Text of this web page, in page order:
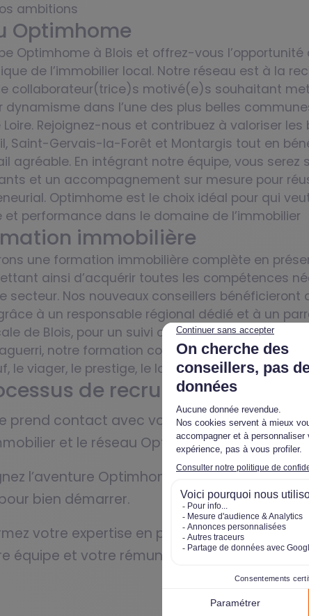
ambitions
Optimhome
Optimhome à Blois et offrez-vous l’opportunité
de l’immobilier local. Notre réseau est à la
collaborateur(trice)s motivé(e)s souhaitant
dynamisme dans l’une des plus belles
Rejoignez-nous et contribuez à valoriser les
Saint-Gervais-la-Forêt et Montargis tout en
agréable. En intégrant notre équipe, vous serez
et un accompagnement sur mesure pour
Optimhome est le choix idéal pour qui
performance dans le domaine de l’immobilier
immobilière
une formation immobilière complète en
ainsi d’acquérir toutes les compétences
secteur. Nos nouveaux conseillers bénéficieront
à un responsable régional dédié et à un
de Blois, pour un suivi optimal. Que vous soyez
notre formation couvre l’ensemble des
le viager, le prestige, le locatif ou le commerce
de recrutement à Blois
prend contact avec vous pour vous
et le réseau Optimhome.
l’aventure Optimhome ! Commencez
bien démarrer.
votre expertise en performant sur le
équipe et votre rémunération !